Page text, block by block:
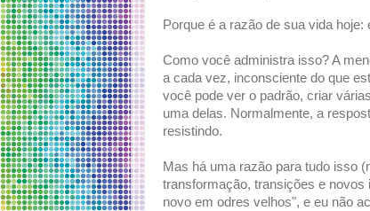
Porque é a razão de sua vida
Como você administra isso? A
a cada vez, inconsciente do que
você pode ver o padrão, criar
uma delas. Normalmente, a
resistindo.
Mas há uma razão para tudo isso
transformação, transições e
novo em odres velhos", e eu não